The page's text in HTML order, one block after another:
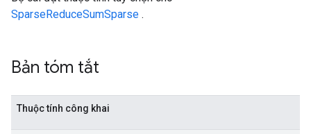
SparseReduceSumSparse .
Bản tóm tắt
Thuộc tính công khai